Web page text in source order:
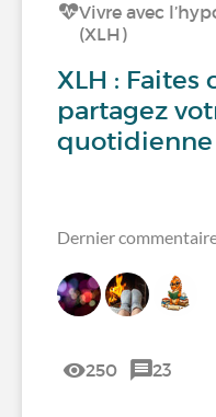
Vivre avec
(XLH)
XLH : Faites
partagez
quotidienne
Dernier
250 23